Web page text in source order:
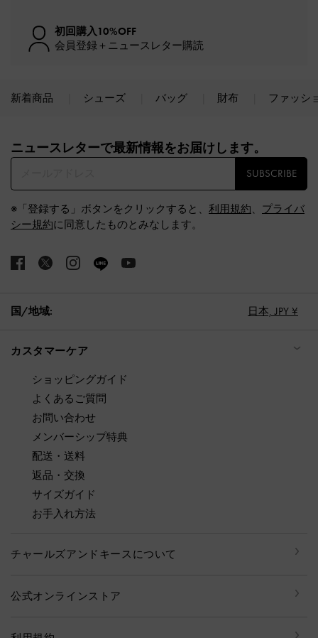
初回購入10%OFF
会員登録＋ニュースレター購読
新着商品 シューズ バッグ 財布 ファッシ
ニュースレターで最新情報をお届けします。​
SUBSCRIBE
※「登録する」ボタンをクリックすると、 利用規約、 プライバ
シー規約に同意したものとみなします。
国/地域: 日本, JPY ¥
カスタマーケア
ショッピングガイド
よくあるご質問
お問い合わせ
メンバーシップ特典
配送・送料
返品・交換
サイズガイド
お手入れ方法
チャールズアンドキースについて
公式オンラインストア